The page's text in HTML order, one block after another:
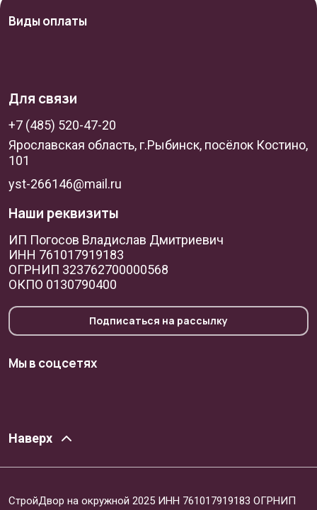
Для связи
+7 (485) 520-47-20
Ярославская область, г.Рыбинск, посёлок Костино,
101
yst-266146@mail.ru
Наши реквизиты
ИП Погосов Владислав Дмитриевич
ИНН 761017919183
ОГРНИП 323762700000568
ОКПО 0130790400
Подписаться на рассылку
Мы в соцсетях
Виды оплаты
Наверх
СтройДвор на окружной 2025 ИНН 761017919183 ОГРНИП